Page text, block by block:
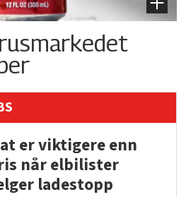
er viktigere enn
når elbilister
ladestopp